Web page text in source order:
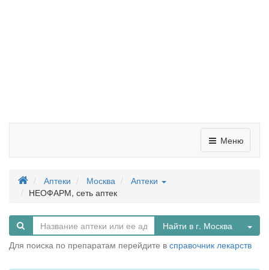
Меню
Аптеки Москва
Аптеки
НЕОФАРМ, сеть аптек
Найти в г. Москва
Для поиска по препаратам перейдите в справочник лекарств